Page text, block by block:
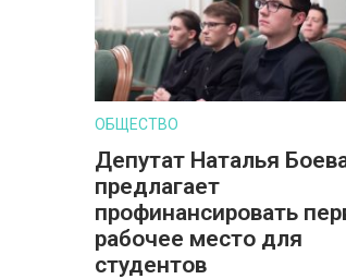
ОБЩЕСТВО
Депутат Наталья
предлагает
профинансировать
рабочее место для
студентов